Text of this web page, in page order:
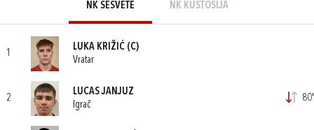
NK SESVETE NK KUSTOŠIJA
1
LUKA KRIŽIĆ (C)
Vratar
2
LUCAS JANJUZ
Igrač
80'